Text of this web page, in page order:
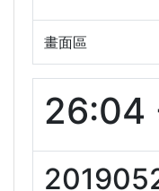
畫面區
26:04